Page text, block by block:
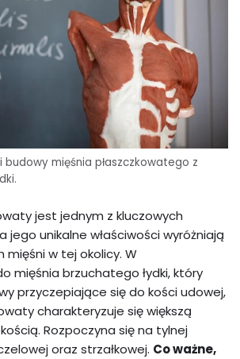
budowy mięśnia płaszczkowatego z
jest jednym z kluczowych
jego unikalne właściwości wyróżniają
mięśni w tej okolicy. W
mięśnia brzuchatego łydki, który
przyczepiające się do kości udowej,
charakteryzuje się większą
Rozpoczyna się na tylnej
oraz strzałkowej. Co ważne,